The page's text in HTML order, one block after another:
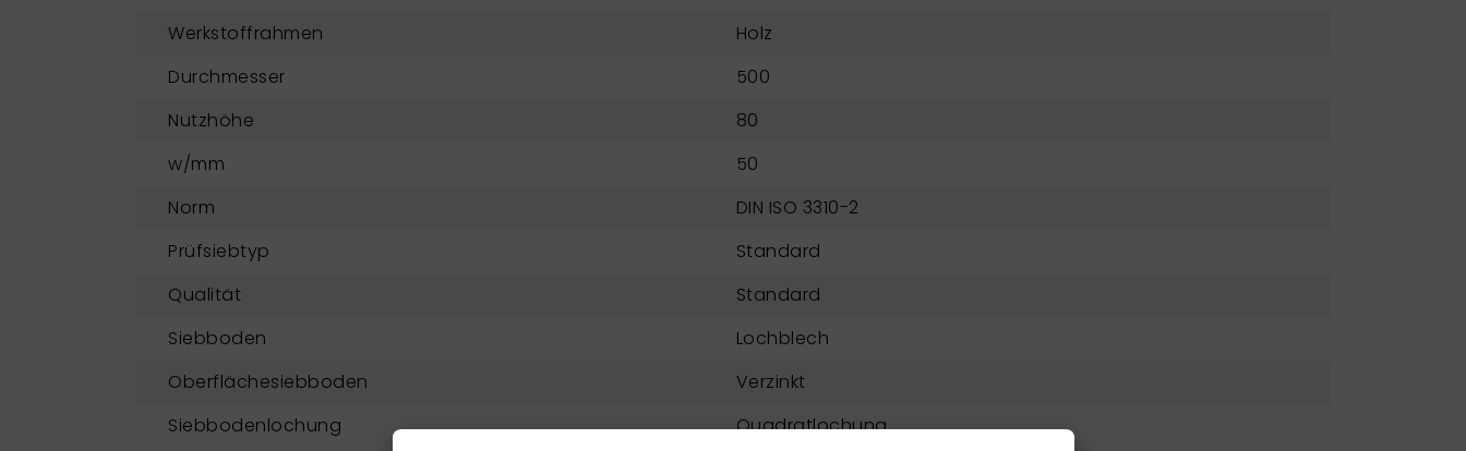
Werkstoffrahmen
Holz
Durchmesser
500
Nutzhöhe
80
w/mm
50
Norm
DIN ISO 3310-2
Prüfsiebtyp
Standard
Qualität
Standard
Siebboden
Lochblech
Oberflächesiebboden
Verzinkt
Siebbodenlochung
Quadratlochung